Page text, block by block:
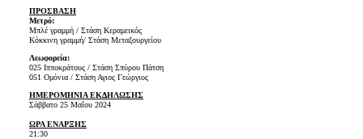
ΠΡΟΣΒΑΣΗ
Μετρό:
Μπλέ γραμμή / Στάση Κεραμεικός
Κόκκινη γραμμή/ Στάση Μεταξουργείου
Λεωφορεία:
025 Ιπποκράτους / Στάση Σπύρου Πάτση
051 Ομόνια / Στάση Αγιος Γεώργιος
ΗΜΕΡΟΜΗΝΙΑ ΕΚΔΗΛΩΣΗΣ
Σάββατο 25 Μαΐου 2024
ΩΡΑΕΝΑΡΞΗΣ
21:30